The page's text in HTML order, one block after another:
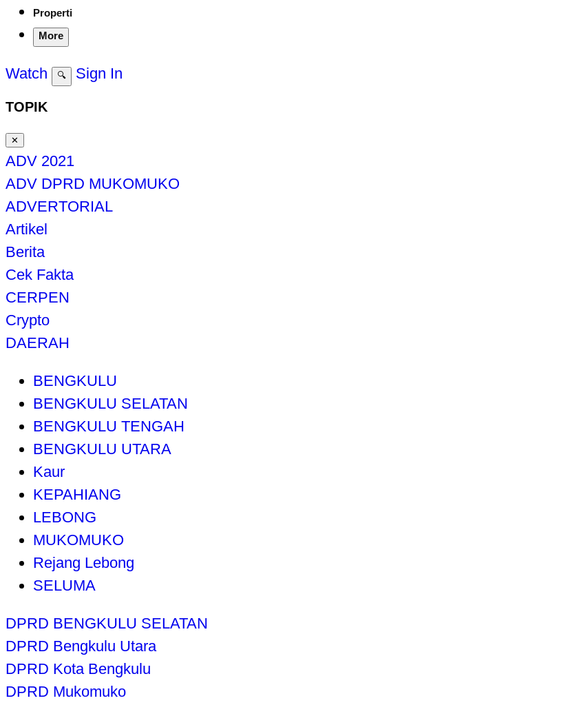
Properti
More
Watch 🔍 Sign In
TOPIK
✕
ADV 2021
ADV DPRD MUKOMUKO
ADVERTORIAL
Artikel
Berita
Cek Fakta
CERPEN
Crypto
DAERAH
BENGKULU
BENGKULU SELATAN
BENGKULU TENGAH
BENGKULU UTARA
Kaur
KEPAHIANG
LEBONG
MUKOMUKO
Rejang Lebong
SELUMA
DPRD BENGKULU SELATAN
DPRD Bengkulu Utara
DPRD Kota Bengkulu
DPRD Mukomuko